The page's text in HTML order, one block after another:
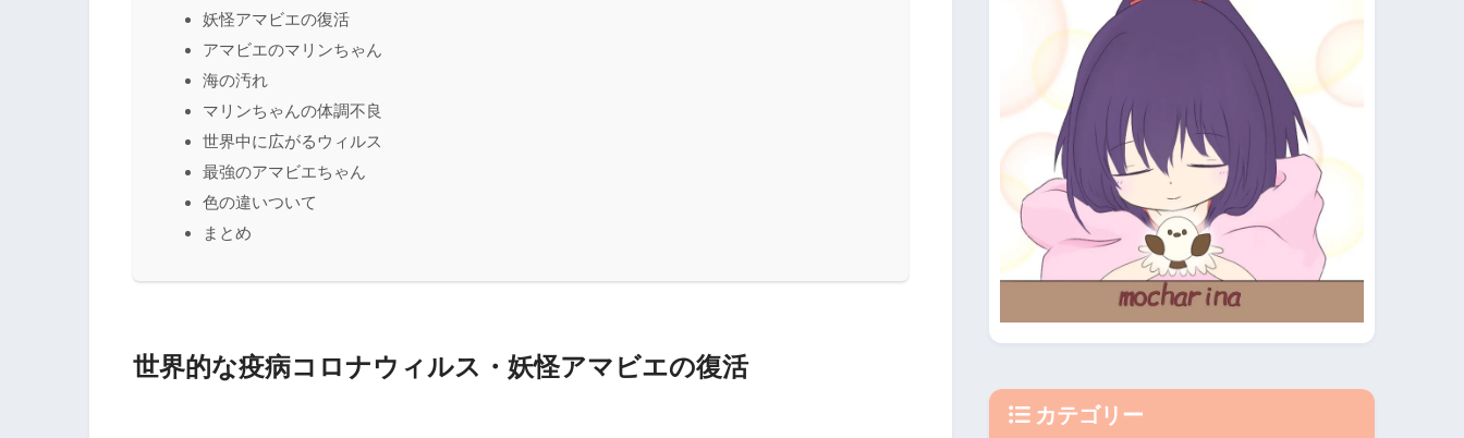
妖怪アマビエの復活
アマビエのマリンちゃん
海の汚れ
マリンちゃんの体調不良
世界中に広がるウィルス
最強のアマビエちゃん
色の違いついて
まとめ
世界的な疫病コロナウィルス・妖怪アマビエの復活
カテゴリー